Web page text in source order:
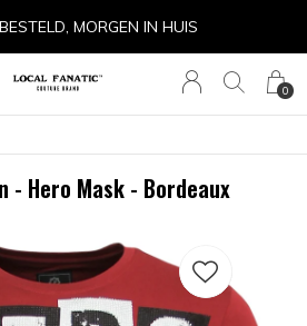
0
MORGEN IN HUIS
- Hero Mask - Bordeaux